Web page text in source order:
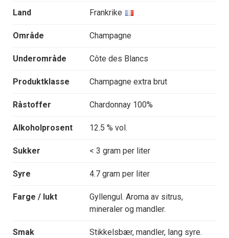
Land Frankrike
Område Champagne
Underområde Côte des Blancs
Produktklasse Champagne extra brut
Råstoffer Chardonnay 100%
Alkoholprosent 12.5 % vol.
Sukker < 3 gram per liter
Syre 4.7 gram per liter
Farge / lukt
Gyllengul. Aroma av sitrus,
mineraler og mandler.
Smak Stikkelsbær, mandler, lang syre.